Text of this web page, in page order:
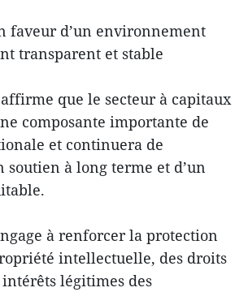
faveur d’un environnement
transparent et stable
que le secteur à capitaux
composante importante de
et continuera de
soutien à long terme et d’un
à renforcer la protection
intellectuelle, des droits
légitimes des